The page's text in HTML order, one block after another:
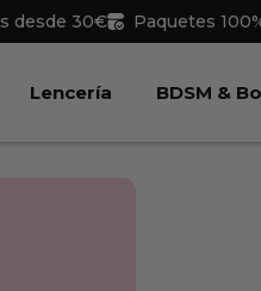
desde 30€ Paquetes
Abrir Complementos
Lencería Abrir Lencería
BDSM &